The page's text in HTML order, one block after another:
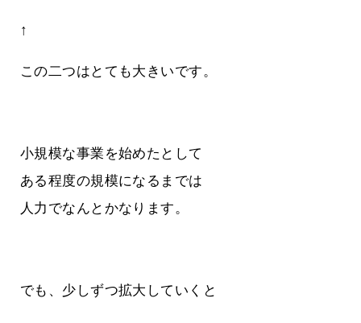
↑
この二つはとても大きいです。
小規模な事業を始めたとして
ある程度の規模になるまでは
人力でなんとかなります。
でも、少しずつ拡大していくと